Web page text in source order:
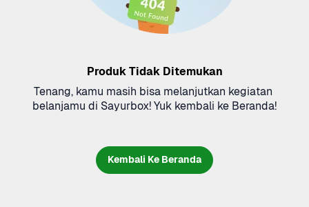
Produk Tidak Ditemukan
Tenang, kamu masih bisa melanjutkan kegiatan
belanjamu di Sayurbox! Yuk kembali ke Beranda!
Kembali Ke Beranda